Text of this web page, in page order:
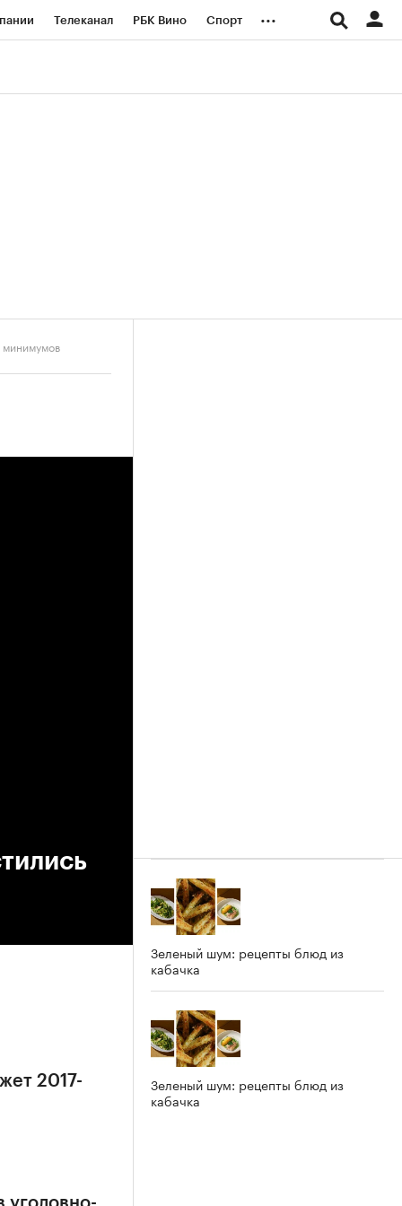
Телеканал РБК Вино Спорт ...
минимумов
2017-
Зеленый шум: рецепты блюд из
кабачка
Зеленый шум: рецепты блюд из
кабачка